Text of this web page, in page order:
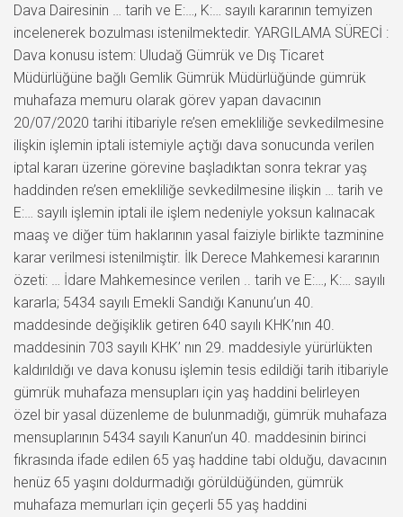
Dava Dairesinin … tarih ve E:…, K:… sayılı kararının temyizen
incelenerek bozulması istenilmektedir. YARGILAMA SÜRECİ :
Dava konusu istem: Uludağ Gümrük ve Dış Ticaret
Müdürlüğüne bağlı Gemlik Gümrük Müdürlüğünde gümrük
muhafaza memuru olarak görev yapan davacının
20/07/2020 tarihi itibariyle re’sen emekliliğe sevkedilmesine
ilişkin işlemin iptali istemiyle açtığı dava sonucunda verilen
iptal kararı üzerine görevine başladıktan sonra tekrar yaş
haddinden re’sen emekliliğe sevkedilmesine ilişkin … tarih ve
E:… sayılı işlemin iptali ile işlem nedeniyle yoksun kalınacak
maaş ve diğer tüm haklarının yasal faiziyle birlikte tazminine
karar verilmesi istenilmiştir. İlk Derece Mahkemesi kararının
özeti: … İdare Mahkemesince verilen .. tarih ve E:…, K:… sayılı
kararla; 5434 sayılı Emekli Sandığı Kanunu’un 40.
maddesinde değişiklik getiren 640 sayılı KHK’nın 40.
maddesinin 703 sayılı KHK’ nın 29. maddesiyle yürürlükten
kaldırıldığı ve dava konusu işlemin tesis edildiği tarih itibariyle
gümrük muhafaza mensupları için yaş haddini belirleyen
özel bir yasal düzenleme de bulunmadığı, gümrük muhafaza
mensuplarının 5434 sayılı Kanun’un 40. maddesinin birinci
fıkrasında ifade edilen 65 yaş haddine tabi olduğu, davacının
henüz 65 yaşını doldurmadığı görüldüğünden, gümrük
muhafaza memurları için geçerli 55 yaş haddini